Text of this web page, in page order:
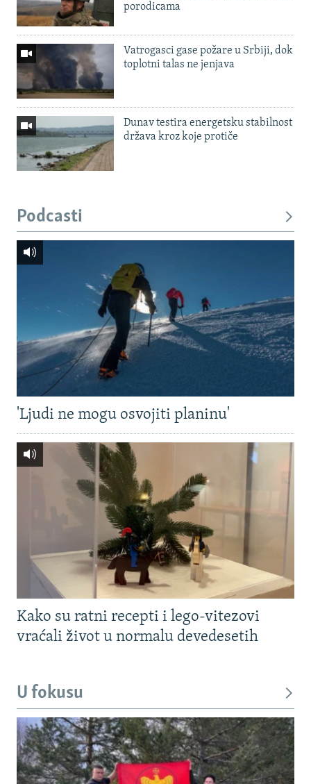
porodicama
Vatrogasci gase požare u Srbiji, dok
toplotni talas ne jenjava
Dunav testira energetsku stabilnost
država kroz koje protiče
Podcasti
'Ljudi ne mogu osvojiti planinu'
Kako su ratni recepti i lego-vitezovi
vraćali život u normalu devedesetih
U fokusu